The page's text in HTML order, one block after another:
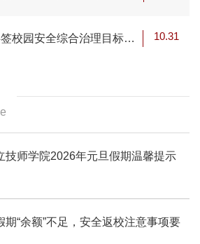
校园安全综合治理目标责
10.31
技师学院2026年元旦假期温馨提示
期“余额”不足，安全返校注意事项要